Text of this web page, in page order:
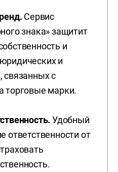
Сервис
знака» защитит
и
и
связанных с
торговые марки.
Удобный
ответственности от